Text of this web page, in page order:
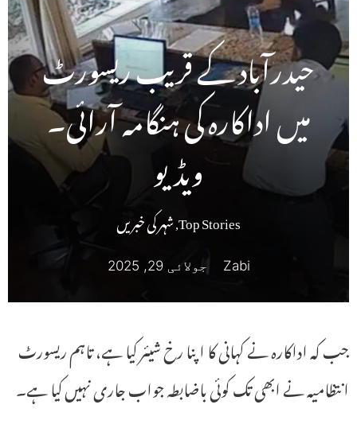
حیدرآباد کے قریب ریسورٹ
میں اداکارہ کی ہنگامہ آرائی۔
ویڈیو
Top Stories
,شہر کی خبریں
Zabi جولائی 29, 2025
جب کہ اداکارہ نے کہانی کا اپنا رخ شیئر کیا ہے، تاہم ریسورٹ
انتظامیہ نے ابھی تک کوئی باضابطہ جواب جاری نہیں کیا ہے۔